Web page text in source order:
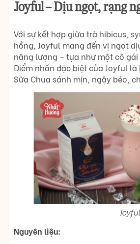
Joyful – Dịu ngọt, rạng
Với sự kết hợp giữa trà hibicus,
hồng, Joyful mang đến vị ngọt
năng lượng – tựa như một cô gái
Điểm nhấn đặc biệt của Joyful là
Sữa Chua sánh mịn, ngậy béo,
Joyful
Nguyên liệu: